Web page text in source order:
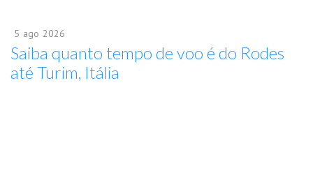
5 ago 2026
Saiba quanto tempo de voo é do Rodes
até Turim, Itália